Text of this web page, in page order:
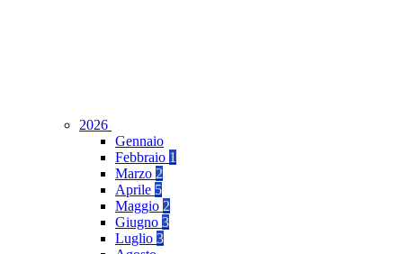
2026
Gennaio
Febbraio 1
Marzo 2
Aprile 5
Maggio 2
Giugno 3
Luglio 3